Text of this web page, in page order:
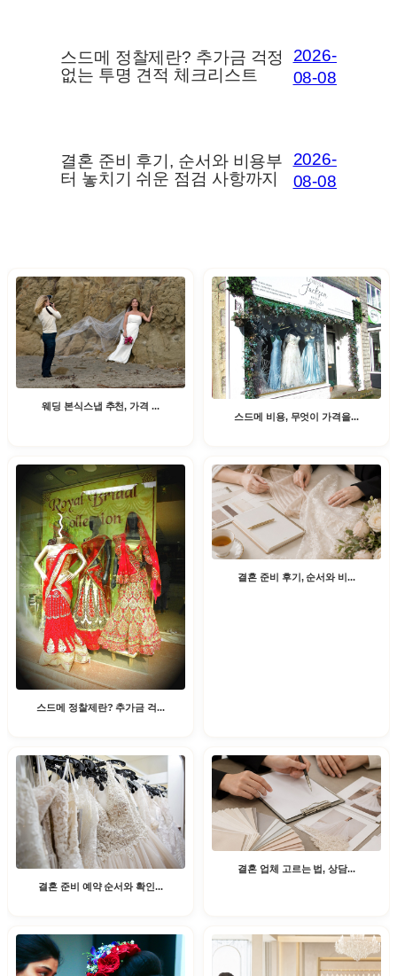
스드메 정찰제란? 추가금 걱정
없는 투명 견적 체크리스트
2026-
08-08
결혼 준비 후기, 순서와 비용부
터 놓치기 쉬운 점검 사항까지
2026-
08-08
웨딩 본식스냅 추천, 가격 ...
스드메 비용, 무엇이 가격을...
스드메 정찰제란? 추가금 걱...
결혼 준비 후기, 순서와 비...
결혼 준비 예약 순서와 확인...
결혼 업체 고르는 법, 상담...